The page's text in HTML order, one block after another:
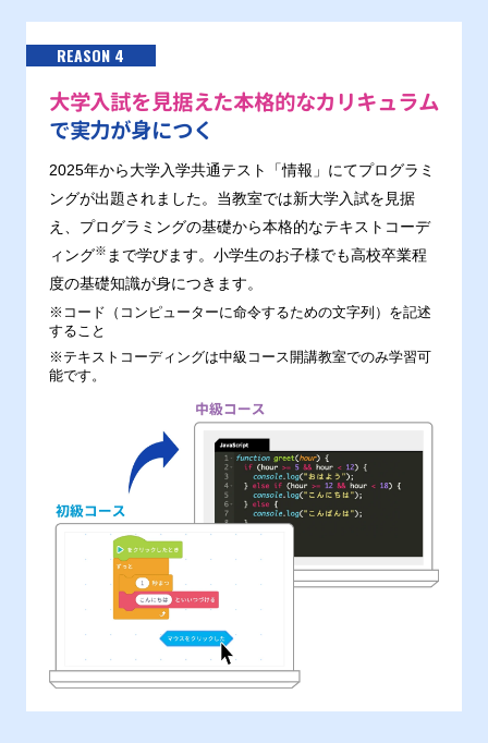
REASON 4
大学入試を見据えた本格的なカリキュラム
で実力が身につく
2025年から大学入学共通テスト「情報」にてプログラミ
ングが出題されました。当教室では新大学入試を見据
え、プログラミングの基礎から本格的なテキストコーデ
ィング※ まで学びます。小学生のお子様でも高校卒業程
度の基礎知識が身につきます。
※コード（コンピューターに命令するための文字列）を記述
すること
※テキストコーディングは中級コース開講教室でのみ学習可
能です。